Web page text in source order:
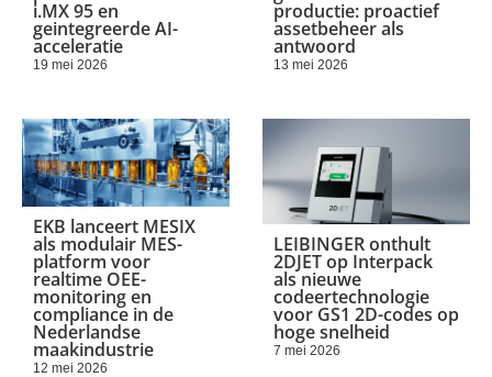
i.MX 95 en
geintegreerde AI-
acceleratie
19 mei 2026
productie: proactief
assetbeheer als
antwoord
13 mei 2026
EKB lanceert MESIX
als modulair MES-
platform voor
realtime OEE-
monitoring en
compliance in de
Nederlandse
maakindustrie
12 mei 2026
LEIBINGER onthult
2DJET op Interpack
als nieuwe
codeertechnologie
voor GS1 2D-codes op
hoge snelheid
7 mei 2026